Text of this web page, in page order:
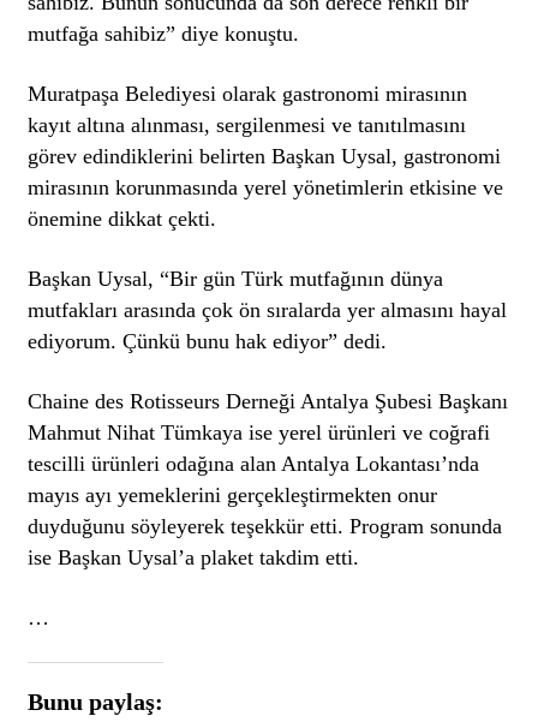
mutfağa sahibiz” diye konuştu.
Muratpaşa Belediyesi olarak gastronomi mirasının
kayıt altına alınması, sergilenmesi ve tanıtılmasını
görev edindiklerini belirten Başkan Uysal, gastronomi
mirasının korunmasında yerel yönetimlerin etkisine ve
önemine dikkat çekti.
Başkan Uysal, “Bir gün Türk mutfağının dünya
mutfakları arasında çok ön sıralarda yer almasını hayal
ediyorum. Çünkü bunu hak ediyor” dedi.
Chaine des Rotisseurs Derneği Antalya Şubesi Başkanı
Mahmut Nihat Tümkaya ise yerel ürünleri ve coğrafi
tescilli ürünleri odağına alan Antalya Lokantası’nda
mayıs ayı yemeklerini gerçekleştirmekten onur
duyduğunu söyleyerek teşekkür etti. Program sonunda
ise Başkan Uysal’a plaket takdim etti.
…
Bunu paylaş: